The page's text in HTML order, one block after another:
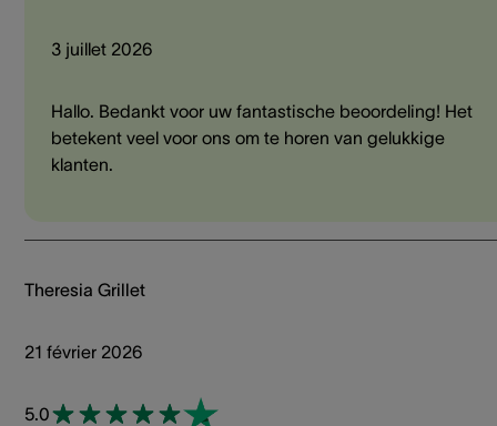
3 juillet 2026
Hallo. Bedankt voor uw fantastische beoordeling! Het
betekent veel voor ons om te horen van gelukkige
klanten.
Theresia Grillet
21 février 2026
5.0